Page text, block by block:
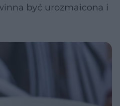
być urozmaicona i